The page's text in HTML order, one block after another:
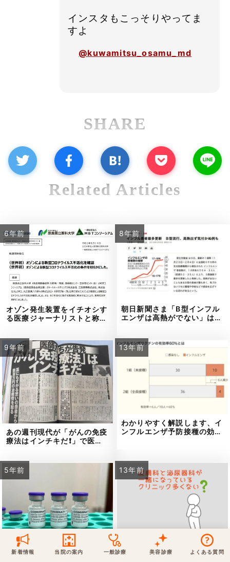
インスタもこっそりやってま
すよ
@kuwamitsu_osamu_md
SHARE
Related Articles
6年前
オゾン発生装置をイチオシす
る医療ジャーナリストと称…
8年前
朝日新聞さま「B型インフル
エンザは高熱がでない」は…
9年前
あの週刊現代が「がんの免疫
療法はインチキだ❗」で医…
13年前
わかりやすく解説します、イ
ンフルエンザ予防接種の効…
5年前
【ワクチン接種を迷われてい
る方へ】様々な状況で考え…
13年前
なぜ皮膚科と泌尿器科は一緒
になっていることが多いの…
新着情報
新着情報
当院からのお知らせ
最新医療トピックス
新着ブログ記事
取材協力
桑満院長のtwitter 松下医師のインスタ
当院の案内
五本木クリニックについて
はじめての方へ
医師の紹介
アクセス・地図
当院のポリシー
個人情報保護方針 サイトマップ
一般診療
保険での診療
泌尿器科
内科 皮膚科
形成外科
※ 木・日・祝は休診です
美容診療 よくある質問
よくあるご質問
一般診療 美容診療
予約について
電話でのお問いあわせ
0120-50-5929 0120-70-5929
日・祝はお休みです
地図アプリで経路を調べる